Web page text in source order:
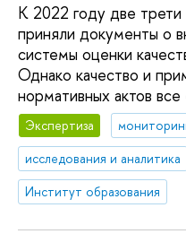
К 2022 году две трети
приняли документы о
системы оценки
Однако качество и
нормативных актов
Экспертиза
исследования и аналитика
Институт образования